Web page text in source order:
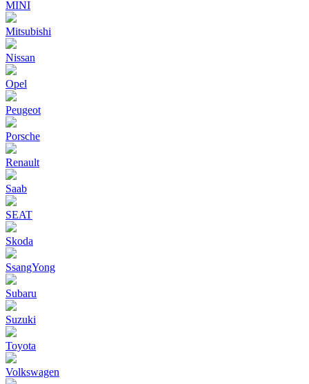
MINI
Mitsubishi
Nissan
Opel
Peugeot
Porsche
Renault
Saab
SEAT
Skoda
SsangYong
Subaru
Suzuki
Toyota
Volkswagen